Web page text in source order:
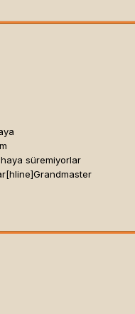
süremiyorlar
Grandmaster